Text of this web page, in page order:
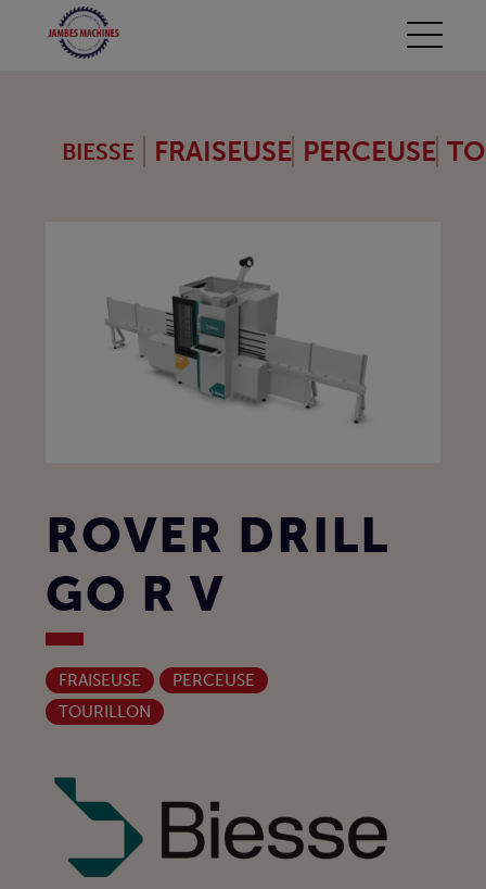
BIESSE FRAISEUSE PERCEUSE
ROVER DRILL
GO R V
FRAISEUSE
PERCEUSE
TOURILLON